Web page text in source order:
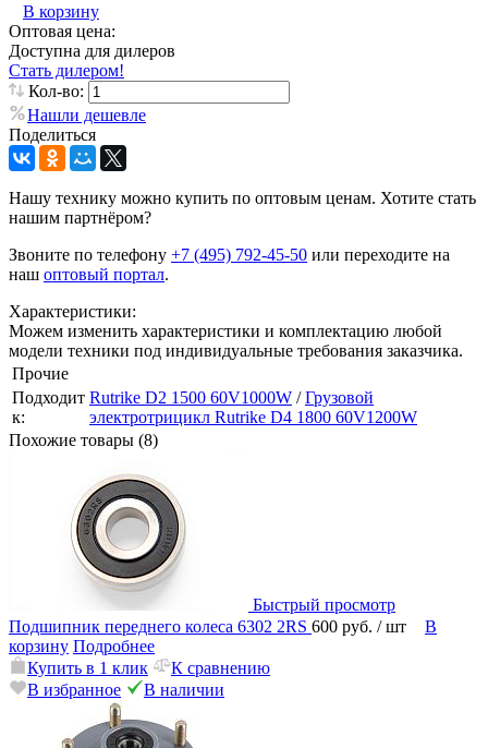
В корзину
Оптовая цена:
Доступна для дилеров
Стать дилером!
Кол-во:
Нашли дешевле
Поделиться
Нашу технику можно купить по оптовым ценам. Хотите стать
нашим партнёром?
Звоните по телефону +7 (495) 792-45-50 или переходите на
наш оптовый портал.
Характеристики:
Можем изменить характеристики и комплектацию любой
модели техники под индивидуальные требования заказчика.
Прочие
Подходит
к:
Rutrike D2 1500 60V1000W /Грузовой
электротрицикл Rutrike D4 1800 60V1200W
Похожие товары (8)
Быстрый просмотр
Подшипник переднего колеса 6302 2RS 600 руб. / шт
В
корзину Подробнее
Купить в 1 клик
К сравнению
В избранное
В наличии